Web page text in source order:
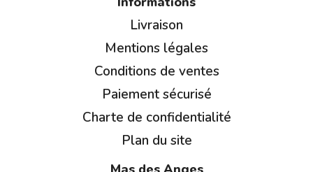
Livraison
Mentions légales
Conditions de ventes
Paiement sécurisé
Charte de confidentialité
Plan du site